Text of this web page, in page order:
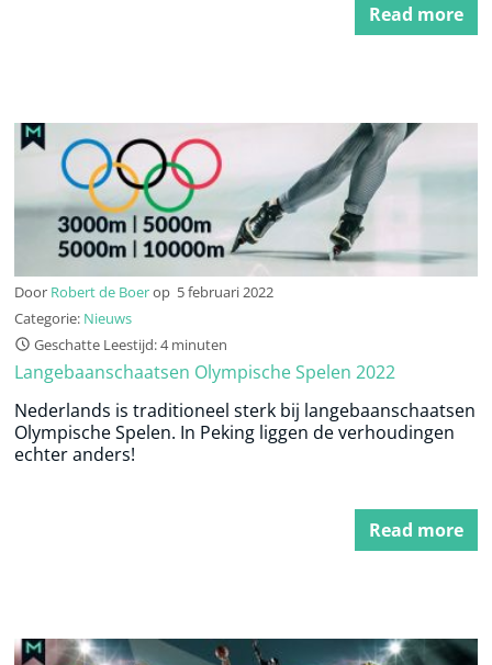
Read more
Door Robert de Boerop 5 februari 2022
Categorie: Nieuws
Geschatte Leestijd: 4 minuten
Langebaanschaatsen Olympische Spelen 2022
Nederlands is traditioneel sterk bij langebaanschaatsen
Olympische Spelen. In Peking liggen de verhoudingen
echter anders!
Read more